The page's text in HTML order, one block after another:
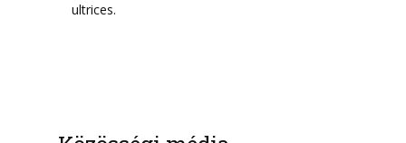
ultrices.